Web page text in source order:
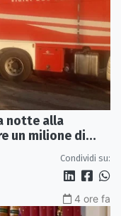
notte alla
un milione di
Condividi su:
4 ore fa